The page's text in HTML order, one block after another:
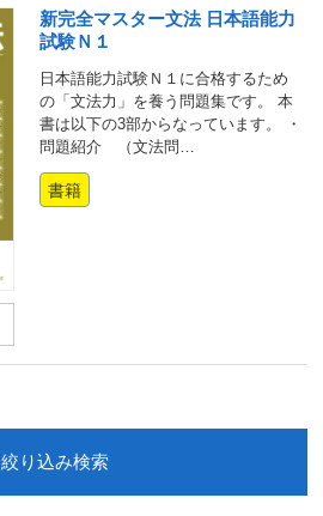
新完全マスター文法 日本語能力
試験Ｎ１
日本語能力試験Ｎ１に合格するため
の「文法力」を養う問題集です。 本
書は以下の3部からなっています。 ・
問題紹介 （文法問…
書籍
絞り込み検索